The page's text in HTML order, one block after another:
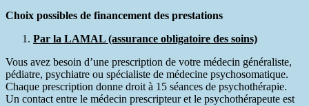
Choix possibles de financement des prestations
Par la LAMAL (assurance obligatoire des soins)
Vous avez besoin d’une prescription de votre médecin généraliste,
pédiatre, psychiatre ou spécialiste de médecine psychosomatique.
Chaque prescription donne droit à 15 séances de psychothérapie.
Un contact entre le médecin prescripteur et le psychothérapeute est